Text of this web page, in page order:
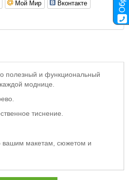
Мой Мир
Вконтакте
полезный и функциональный
моднице.
тиснение.
вашим макетам, сюжетом и